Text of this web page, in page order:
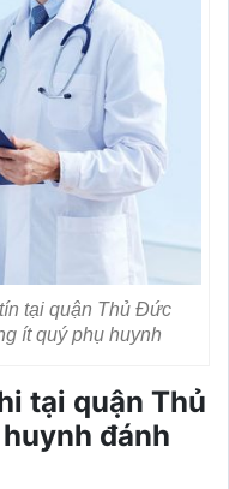
tại quận Thủ Đức
ít quý phụ huynh
tại quận Thủ
đánh